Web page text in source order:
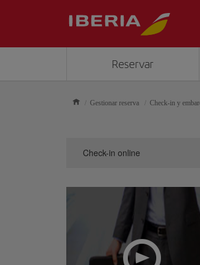
Reservar
Gestionar reserva Check-in y
Check-in online